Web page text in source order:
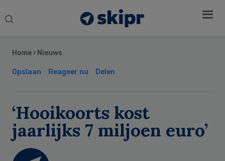
Search
Home › Nieuws
Opslaan Reageer nu Delen
‘Hooikoorts kost
jaarlijks 7 miljoen euro’
Sidebar